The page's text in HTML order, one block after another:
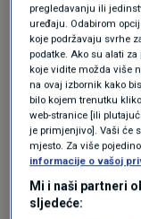
Dječak je
i zdrav, doznaje
N1 pratite
zaAndroid|
mrežaTwitter|
pregledavanju ili
uređaju. Odabirom
koje podržavaju svrhe
podatke. Ako su alati
koje vidite možda više
na ovaj izbornik kako
bilo kojem trenutku
web-stranice [ili
je primjenjivo]. Vaši će
mjesto. Za više
informacije o vašoj
Mi i naši partneri
sljedeće: